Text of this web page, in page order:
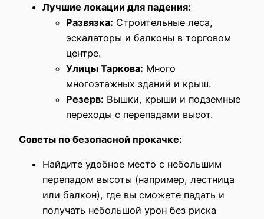
Лучшие локации для падения:
Развязка: Строительные леса,
эскалаторы и балконы в торговом
центре.
Улицы Таркова: Много
многоэтажных зданий и крыш.
Резерв: Вышки, крыши и подземные
переходы с перепадами высот.
Советы по безопасной прокачке:
Найдите удобное место с небольшим
перепадом высоты (например, лестница
или балкон), где вы сможете падать и
получать небольшой урон без риска